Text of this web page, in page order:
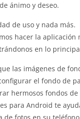
ánimo y deseo.
de uso y nada más.
hacer la
en lo
las imágenes de
el fondo de
hermosos fondos
para Android te